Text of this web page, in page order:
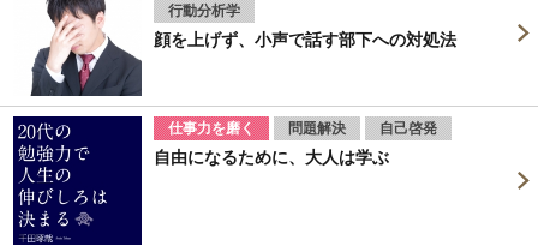
行動分析学
顔を上げず、小声で話す部下への対処法
仕事力を磨く 問題解決 自己啓発
自由になるために、大人は学ぶ